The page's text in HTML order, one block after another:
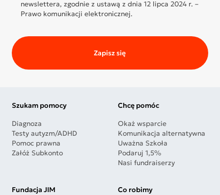
newslettera, zgodnie z ustawą z dnia 12 lipca 2024 r. –
Prawo komunikacji elektronicznej.
Zapisz się
Szukam pomocy
Diagnoza
Testy autyzm/ADHD
Pomoc prawna
Załóż Subkonto
Chcę pomóc
Okaż wsparcie
Komunikacja alternatywna
Uważna Szkoła
Podaruj 1,5%
Nasi fundraiserzy
Fundacja JIM Co robimy